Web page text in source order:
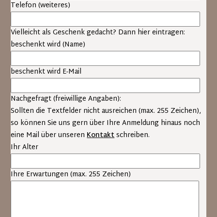
Gruppen- und Einzelimprovisationen
vom Kursleiter verteilt und können mitgebracht
werden
Dialogübungen (Auseinandersetzung,
Konfliktfähigkeit)
Schauspielerische Theorie und Technik (Situation,
Wahrhaftigkeit, Wiederholbarkeit, Untertext u.a.)
professionelles Feedback
Am Ende des Schauspielworkshops hat jeder Teilnehmer die
Möglichkeit in einem Vieraugengespräch eine ehrliche
Empfehlungen für sein künftiges Vorgehen zu bekommen.
Telefon (weiteres)
Vielleicht als Geschenk gedacht? Dann hier eintragen:
beschenkt wird (Name)
beschenkt wird E-Mail
Nachgefragt (freiwillige Angaben):
Sollten die Textfelder nicht ausreichen (max. 255 Zeichen),
so können Sie uns gern über Ihre Anmeldung hinaus noch
eine Mail über unserenKontaktschreiben.
Ihr Alter
Ihre Erwartungen (max. 255 Zeichen)